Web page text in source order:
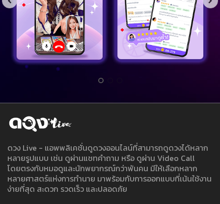
ดวง Live - แอพพลิเคชั่นดูดวงออนไลน์ที่สามารถดูดวงได้หลาก
หลายรูปแบบ เช่น ดูผ่านแชทคำถาม หรือ ดูผ่าน Video Call
โดยตรงกับหมอดูและนักพยากรณ์กว่าพันคน มีให้เลือกหลาก
หลายศาสตร์แห่งการทำนาย มาพร้อมกับการออกแบบที่เน้นใช้งาน
ง่ายที่สุด สะดวก รวดเร็ว และปลอดภัย